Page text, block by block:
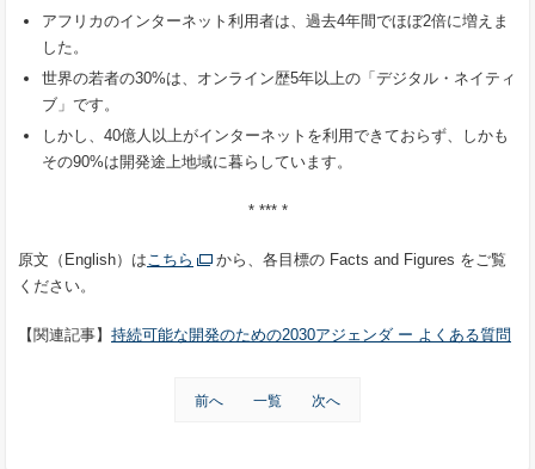
アフリカのインターネット利用者は、過去4年間でほぼ2倍に増えま
した。
世界の若者の30%は、オンライン歴5年以上の「デジタル・ネイティ
ブ」です。
しかし、40億人以上がインターネットを利用できておらず、しかも
その90%は開発途上地域に暮らしています。
* *** *
原文（English）はこちら
から、各目標の Facts and Figures をご覧
ください。
【関連記事】 持続可能な開発のための2030アジェンダ ー よくある質問
前へ 一覧 次へ